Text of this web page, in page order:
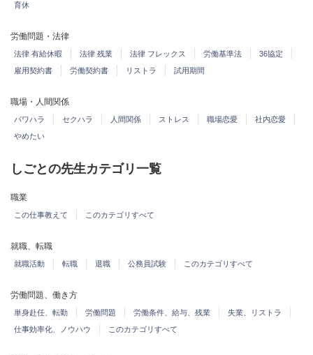
育休
労働問題・法律
法律 有給休暇 法律 残業 法律 フレックス 労働基準法
36協定
雇用契約書
労働契約書 リストラ 試用期間
職場・人間関係
パワハラ セクハラ 人間関係 ストレス 職場恋愛
社内恋愛
やめたい
しごとの先生カテゴリ一覧
職業
この仕事教えて このカテゴリすべて
就職、転職
就職活動 転職 退職 公務員試験 このカテゴリすべて
労働問題、働き方
単身赴任、転勤 労働問題 労働条件、給与、残業
失業、リストラ
仕事効率化、ノウハウ
このカテゴリすべて